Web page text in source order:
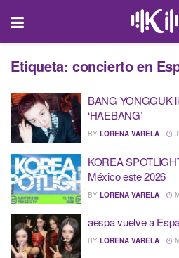
Etiqueta: concierto en
BANG YONGGUK
‘HAEBANG’
BY LORENA VARELA
KOREA
México este 2026
BY LORENA VARELA
aespa vuelve a
BY LORENA VARELA